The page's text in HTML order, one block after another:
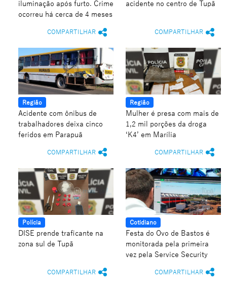
iluminação após furto. Crime
ocorreu há cerca de 4 meses
COMPARTILHAR
acidente no centro de Tupã
COMPARTILHAR
Região
Acidente com ônibus de
trabalhadores deixa cinco
feridos em Parapuã
COMPARTILHAR
Região
Mulher é presa com mais de
1,2 mil porções da droga
‘K4’ em Marília
COMPARTILHAR
Polícia
DISE prende traficante na
zona sul de Tupã
COMPARTILHAR
Cotidiano
Festa do Ovo de Bastos é
monitorada pela primeira
vez pela Service Security
COMPARTILHAR